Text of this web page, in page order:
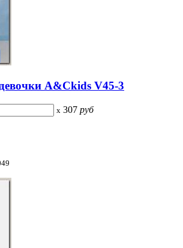
A&Ckids V45-3
x 307 руб